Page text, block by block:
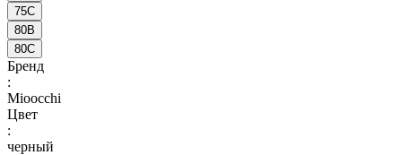
75C
80B
80C
Бренд
:
Mioocchi
Цвет
:
черный